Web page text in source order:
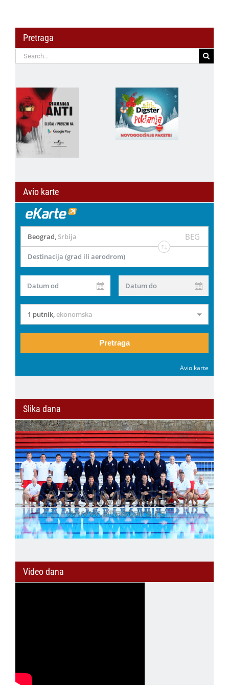
Pretraga
Search
for:
Avio karte
Beograd, Srbija BEG
Destinacija (grad ili aerodrom)
Datum od Datum do
1 putnik,ekonomska
Pretraga
Avio karte
Slika dana
Video dana